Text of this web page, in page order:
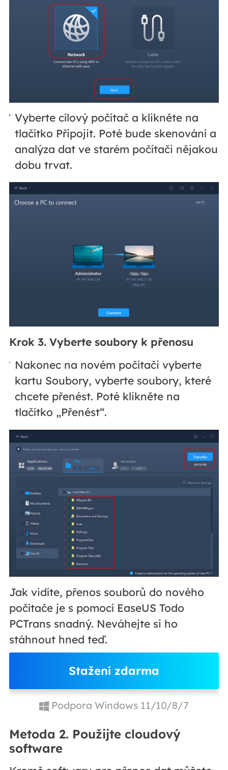
Vyberte cílový počítač a klikněte na
tlačítko Připojit. Poté bude skenování a
analýza dat ve starém počítači nějakou
dobu trvat.
Krok 3. Vyberte soubory k přenosu
Nakonec na novém počítači vyberte
kartu Soubory, vyberte soubory, které
chcete přenést. Poté klikněte na
tlačítko „Přenést“.
Jak vidíte, přenos souborů do nového
počítače je s pomocí EaseUS Todo
PCTrans snadný. Neváhejte si ho
stáhnout hned teď.
Stažení zdarma
Podpora Windows 11/10/8/7
Metoda 2. Použijte cloudový
software